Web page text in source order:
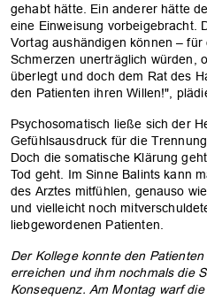
gehabt hätte. Ein anderer hätte
eine Einweisung vorbeigebracht.
Vortag aushändigen können –
Schmerzen unerträglich würden,
überlegt und doch dem Rat des
den Patienten ihren Willen!",
Psychosomatisch ließe sich der
Gefühlsausdruck für die
Doch die somatische Klärung
Tod geht. Im Sinne Balints kann
des Arztes mitfühlen, genauso
und vielleicht noch
liebgewordenen Patienten.
Der Kollege konnte den
erreichen und ihm nochmals die
Konsequenz. Am Montag warf